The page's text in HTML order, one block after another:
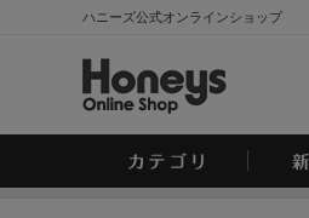
ハニーズ公式オンラインショップ